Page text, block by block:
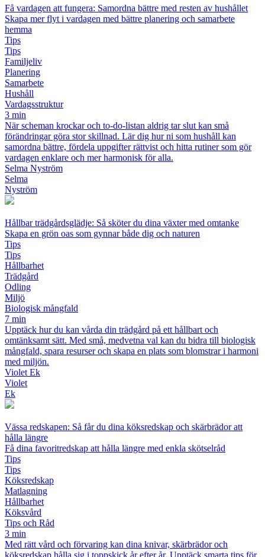
Få vardagen att fungera: Samordna bättre med resten av hushållet
Skapa mer flyt i vardagen med bättre planering och samarbete
hemma
Tips
Tips
Familjeliv
Planering
Samarbete
Hushåll
Vardagsstruktur
3 min
När scheman krockar och to-do-listan aldrig tar slut kan små
förändringar göra stor skillnad. Lär dig hur ni som hushåll kan
samordna bättre, fördela uppgifter rättvist och hitta rutiner som gör
vardagen enklare och mer harmonisk för alla.
Selma Nyström
Selma
Nyström
Hållbar trädgårdsglädje: Så sköter du dina växter med omtanke
Skapa en grön oas som gynnar både dig och naturen
Tips
Tips
Hållbarhet
Trädgård
Odling
Miljö
Biologisk mångfald
7 min
Upptäck hur du kan vårda din trädgård på ett hållbart och
omtänksamt sätt. Med små, medvetna val kan du bidra till biologisk
mångfald, spara resurser och skapa en plats som blomstrar i harmoni
med miljön.
Violet Ek
Violet
Ek
Vässa redskapen: Så får du dina köksredskap och skärbrädor att
hålla längre
Få dina favoritredskap att hålla längre med enkla skötselråd
Tips
Tips
Köksredskap
Matlagning
Hållbarhet
Köksvård
Tips och Råd
3 min
Med rätt vård och förvaring kan dina knivar, skärbrädor och
köksredskap hålla sig i toppskick år efter år. Upptäck smarta tips för